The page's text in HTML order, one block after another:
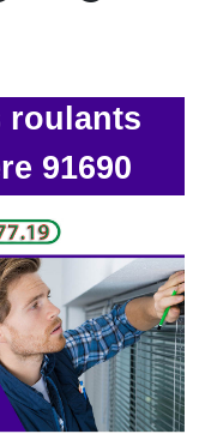
roulants
91690